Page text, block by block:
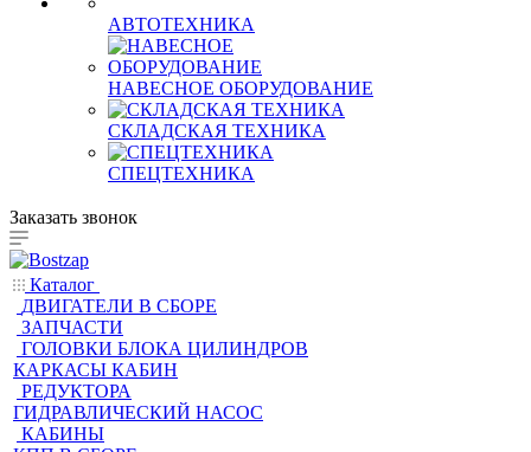
Кабины на экскаваторы
АВТОТЕХНИКА
НАВЕСНОЕ ОБОРУДОВАНИЕ
СКЛАДСКАЯ ТЕХНИКА
СПЕЦТЕХНИКА
Заказать звонок
Каталог
ДВИГАТЕЛИ В СБОРЕ
ЗАПЧАСТИ
ГОЛОВКИ БЛОКА ЦИЛИНДРОВ
КАРКАСЫ КАБИН
РЕДУКТОРА